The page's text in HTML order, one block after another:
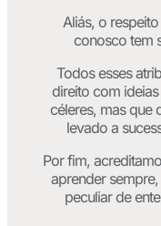
Aliás, o
conosco tem
Todos esses
direito com
céleres, mas que
levado a
Por fim,
aprender
peculiar de